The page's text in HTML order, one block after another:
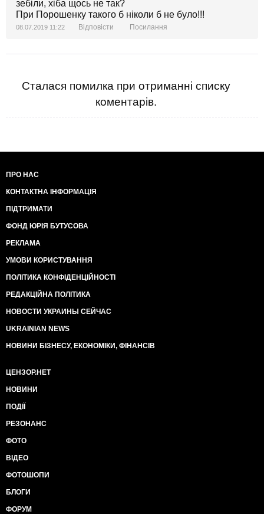
зебіли, хіба щось не так?
При Порошенку такого б ніколи б не було!!!
08.07.2019 11:22 Відповісти Посилання
Сталася помилка при отриманні списку
коментарів.
ПРО НАС
КОНТАКТНА ІНФОРМАЦІЯ
ПІДТРИМАТИ
ФОНД ЮРІЯ БУТУСОВА
РЕКЛАМА
УМОВИ КОРИСТУВАННЯ
ПОЛІТИКА КОНФІДЕНЦІЙНОСТІ
РЕДАКЦІЙНА ПОЛІТИКА
НОВОСТИ УКРАИНЫ СЕЙЧАС
UKRAINIAN NEWS
НОВИНИ БІЗНЕСУ, ЕКОНОМІКИ, ФІНАНСІВ
ЦЕНЗОР.НЕТ
НОВИНИ
ПОДІЇ
РЕЗОНАНС
ФОТО
ВІДЕО
ФОТОШОПИ
БЛОГИ
ФОРУМ